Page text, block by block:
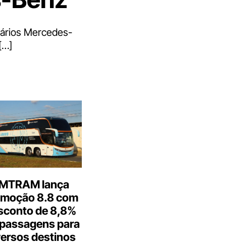
Mercedes-
lança
8.8 com
de 8,8%
para
destinos